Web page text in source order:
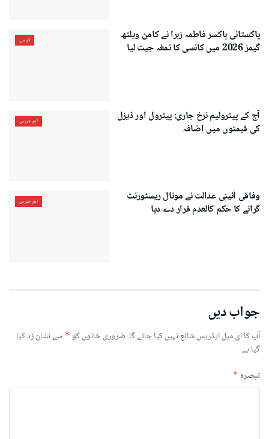
قومی
پاکستانی باکسر فاطمہ زہرا نے کامن ویلتھ
گیمز 2026 میں کانسی کا تمغہ جیت لیا
اہم خبریں
آج کے پیٹرولیم نرخ جاری: پیٹرول اور ڈیزل
کی قیمتوں میں اضافہ
اہم خبریں
وفاقی آئینی عدالت نے مونال ریسٹورنٹ
گرانے کا حکم کالعدم قرار دے دیا
جواب دیں
آپ کا ای میل ایڈریس شائع نہیں کیا جائے گا۔ضروری خانوں کو * سے نشان زد کیا
گیا ہے
تبصرہ *